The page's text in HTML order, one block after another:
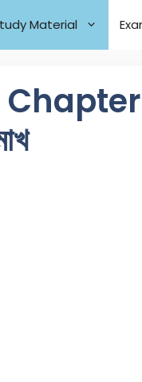
Material